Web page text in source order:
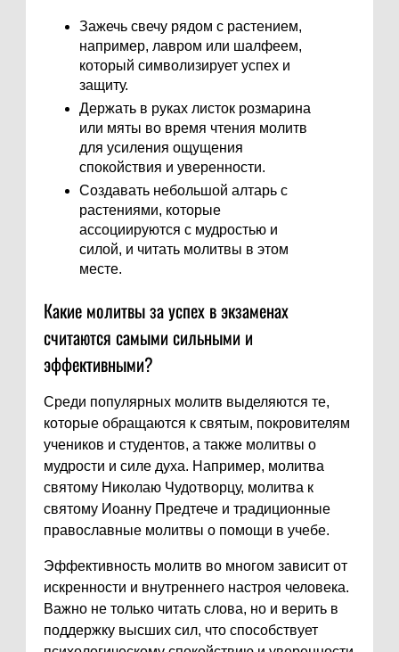
Зажечь свечу рядом с растением,
например, лавром или шалфеем,
который символизирует успех и
защиту.
Держать в руках листок розмарина
или мяты во время чтения молитв
для усиления ощущения
спокойствия и уверенности.
Создавать небольшой алтарь с
растениями, которые
ассоциируются с мудростью и
силой, и читать молитвы в этом
месте.
Какие молитвы за успех в экзаменах
считаются самыми сильными и
эффективными?
Среди популярных молитв выделяются те,
которые обращаются к святым, покровителям
учеников и студентов, а также молитвы о
мудрости и силе духа. Например, молитва
святому Николаю Чудотворцу, молитва к
святому Иоанну Предтече и традиционные
православные молитвы о помощи в учебе.
Эффективность молитв во многом зависит от
искренности и внутреннего настроя человека.
Важно не только читать слова, но и верить в
поддержку высших сил, что способствует